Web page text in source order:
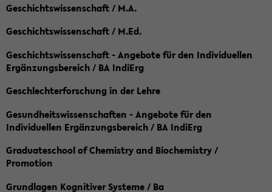
Geschichtswissenschaft / M.A.
Geschichtswissenschaft / M.Ed.
Geschichtswissenschaft - Angebote für den Individuellen
Ergänzungsbereich / BA IndiErg
Geschlechterforschung in der Lehre
Gesundheitswissenschaften - Angebote für den
Individuellen Ergänzungsbereich / BA IndiErg
Graduateschool of Chemistry and Biochemistry /
Promotion
Grundlagen Kognitiver Systeme / Ba